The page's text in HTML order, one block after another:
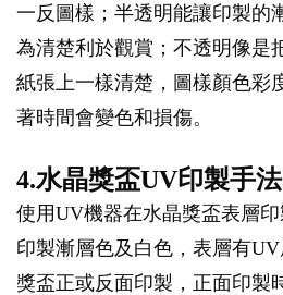
一反圖樣；半透明能讓印製的
為清楚利於觀賞；不透明像是
紙張上一樣清楚，圖樣顏色彩
著時間會變色和損傷。
4.水晶獎盃UV印製手法
使用UV機器在水晶獎盃表層
印製漸層色及白色，表層有
獎盃正或反面印製，正面印製